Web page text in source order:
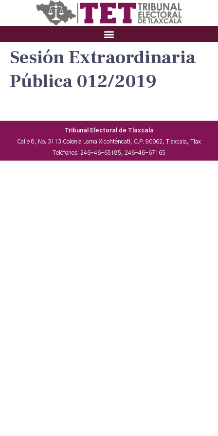
Sesión Extraordinaria
Pública 012/2019
Tribunal Electoral de Tlaxcala
Calle 8, No. 3113 Colonia Loma Xicohténcatl, C.P. 90062, Tlaxcala, Tlax
Teléfonos: 246-46-65185, 246-46-67165